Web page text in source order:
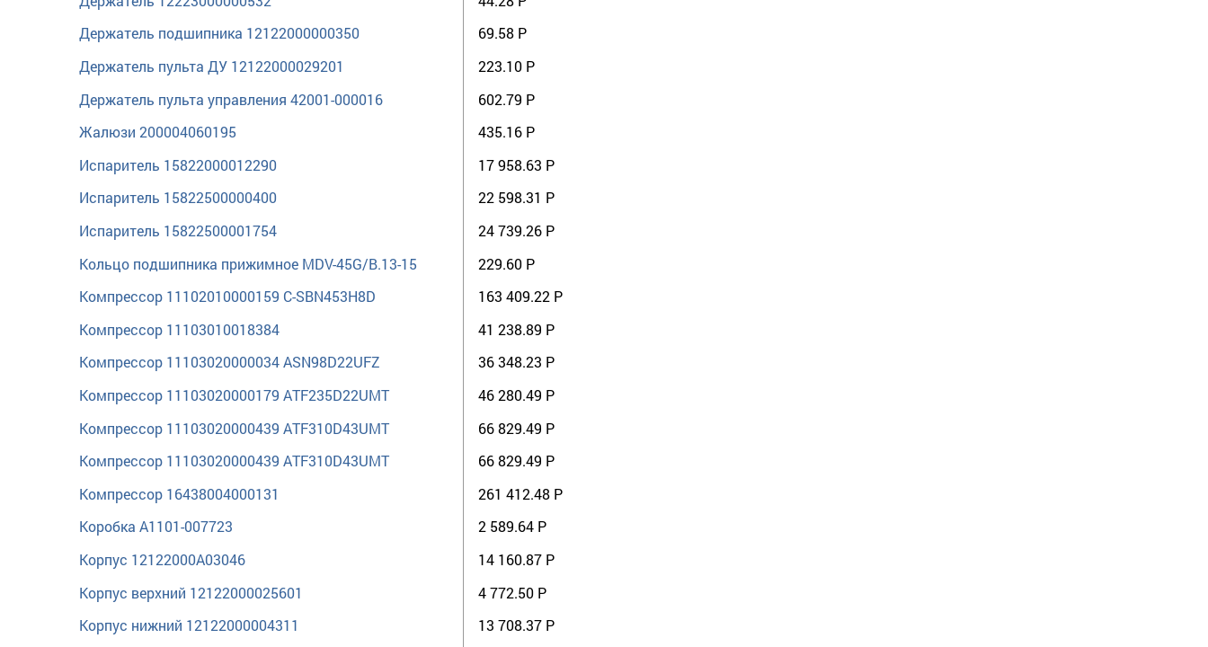
Держатель подшипника 12122000000350
69.58 Р
Держатель пульта ДУ 12122000029201
223.10 Р
Держатель пульта управления 42001-000016
602.79 Р
Жалюзи 200004060195
435.16 Р
Испаритель 15822000012290
17 958.63 Р
Испаритель 15822500000400
22 598.31 Р
Испаритель 15822500001754
24 739.26 Р
Кольцо подшипника прижимное MDV-45G/B.13-15
229.60 Р
Компрессор 11102010000159 C-SBN453H8D
163 409.22 Р
Компрессор 11103010018384
41 238.89 Р
Компрессор 11103020000034 ASN98D22UFZ
36 348.23 Р
Компрессор 11103020000179 ATF235D22UMT
46 280.49 Р
Компрессор 11103020000439 ATF310D43UMT
66 829.49 Р
Компрессор 11103020000439 ATF310D43UMT
66 829.49 Р
Компрессор 16438004000131
261 412.48 Р
Коробка A1101-007723
2 589.64 Р
Корпус 12122000A03046
14 160.87 Р
Корпус верхний 12122000025601
4 772.50 Р
Корпус нижний 12122000004311
13 708.37 Р